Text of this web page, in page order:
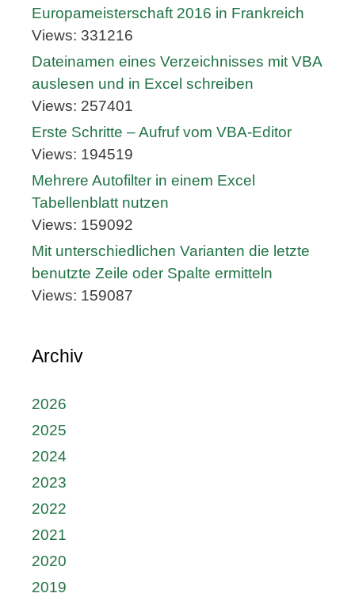
Europameisterschaft 2016 in Frankreich
Views: 331216
Dateinamen eines Verzeichnisses mit VBA
auslesen und in Excel schreiben
Views: 257401
Erste Schritte – Aufruf vom VBA-Editor
Views: 194519
Mehrere Autofilter in einem Excel
Tabellenblatt nutzen
Views: 159092
Mit unterschiedlichen Varianten die letzte
benutzte Zeile oder Spalte ermitteln
Views: 159087
Archiv
2026
2025
2024
2023
2022
2021
2020
2019